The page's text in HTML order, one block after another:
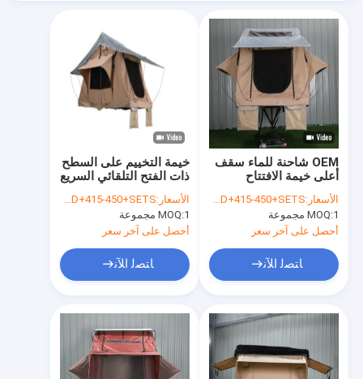
خيمة التخييم على السطح
ذات الفتح التلقائي السريع
، خيمة على السطح
لشاحنة صغيرة
الأسعار:USD+415-450+SETS
MOQ:1 مجموعة
أحصل على آخر سعر
ﺎﺘﺼﻟ ﺍﻶﻧ
OEM شاحنة للماء سقف
أعلى خيمة الافتتاح
التلقائي
الأسعار:USD+415-450+SETS
MOQ:1 مجموعة
أحصل على آخر سعر
ﺎﺘﺼﻟ ﺍﻶﻧ